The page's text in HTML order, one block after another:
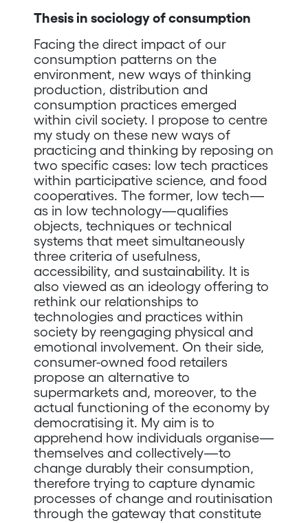
Thesis in sociology of consumption
Facing the direct impact of our
consumption patterns on the
environment, new ways of thinking
production, distribution and
consumption practices emerged
within civil society. I propose to centre
my study on these new ways of
practicing and thinking by reposing on
two specific cases: low tech practices
within participative science, and food
cooperatives. The former, low tech—
as in low technology—qualifies
objects, techniques or technical
systems that meet simultaneously
three criteria of usefulness,
accessibility, and sustainability. It is
also viewed as an ideology offering to
rethink our relationships to
technologies and practices within
society by reengaging physical and
emotional involvement. On their side,
consumer-owned food retailers
propose an alternative to
supermarkets and, moreover, to the
actual functioning of the economy by
democratising it. My aim is to
apprehend how individuals organise—
themselves and collectively—to
change durably their consumption,
therefore trying to capture dynamic
processes of change and routinisation
through the gateway that constitute